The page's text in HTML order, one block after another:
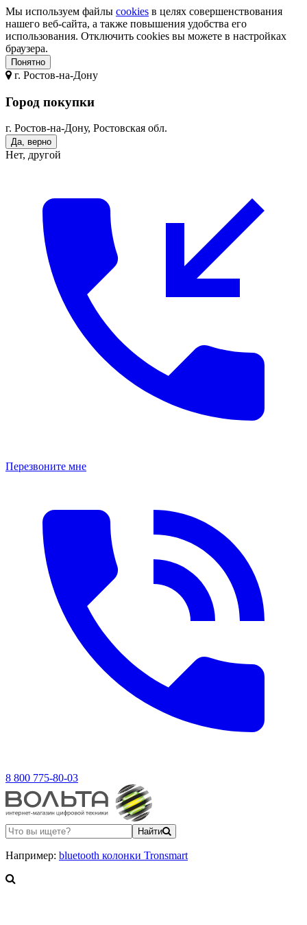
Мы используем файлы cookies в целях совершенствования
нашего веб-сайта, а также повышения удобства его
использования. Отключить cookies вы можете в настройках
браузера.
Понятно
г. Ростов-на-Дону
Город покупки
г. Ростов-на-Дону, Ростовская обл.
Да, верно
Нет, другой
Перезвоните мне
8 800 775-80-03
Найти
Например: bluetooth колонки Tronsmart